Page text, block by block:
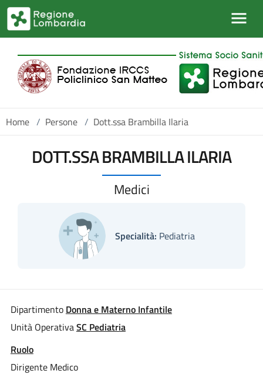
Salta al contenuto principale
Home / Persone / Dott.ssa Brambilla Ilaria
DOTT.SSA BRAMBILLA ILARIA
Medici
Specialità: Pediatria
Dipartimento Donna e Materno Infantile
Unità OperativaSC Pediatria
Ruolo
Dirigente Medico